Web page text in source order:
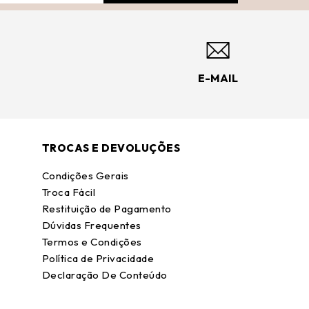
E-MAIL
TROCAS E DEVOLUÇÕES
Condições Gerais
Troca Fácil
Restituição de Pagamento
Dúvidas Frequentes
Termos e Condições
Política de Privacidade
Declaração De Conteúdo